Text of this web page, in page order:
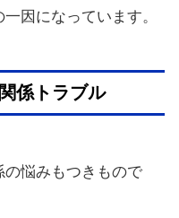
因になっています。
係トラブル
悩みもつきもので